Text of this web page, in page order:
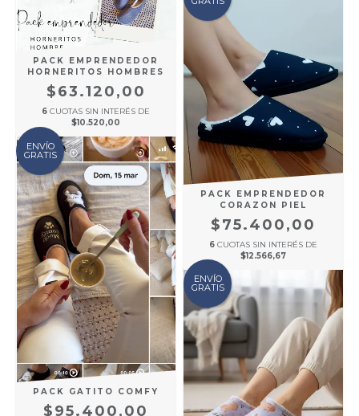
PACK EMPRENDEDOR
HORNERITOS HOMBRES
$63.120,00
6 CUOTAS SIN INTERÉS DE
$10.520,00
ENVÍO
GRATIS
PACK GATITO COMFY
$95.400,00
PACK EMPRENDEDOR
CORAZON PIEL
$75.400,00
6 CUOTAS SIN INTERÉS DE
$12.566,67
ENVÍO
GRATIS